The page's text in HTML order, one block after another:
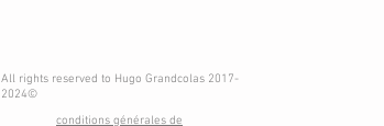
All rights reserved to Hugo Grandcolas 2017-
2024©
conditions générales de